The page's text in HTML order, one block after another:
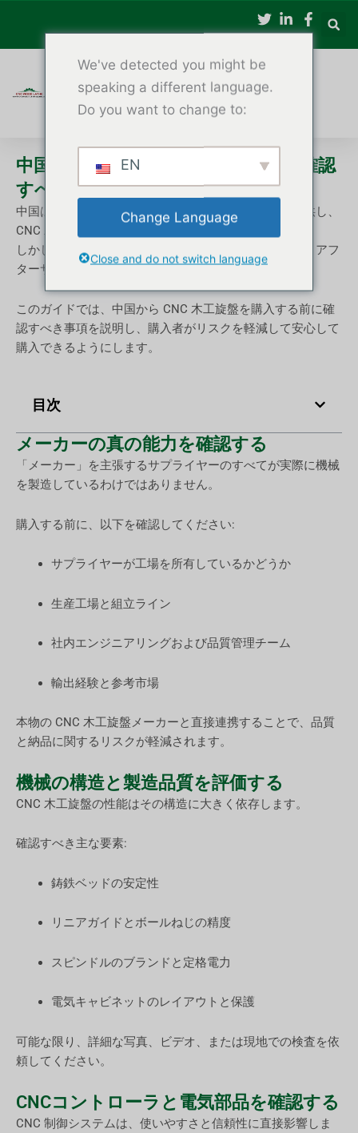
を
中国製CNC木工旋盤を購入する前に確認
すべきこと
中国は、競争力のある価格と柔軟なカスタマイズを提供し、
CNC 木工旋盤の世界有数のサプライヤーになりました。
しかし、海外のバイヤーは品質、コミュニケーション、アフ
ターサポートについて心配することがよくあります。
このガイドでは、中国から CNC 木工旋盤を購入する前に確
認すべき事項を説明し、購入者がリスクを軽減して安心して
購入できるようにします。
目次
メーカーの真の能力を確認する
「メーカー」を主張するサプライヤーのすべてが実際に機械
を製造しているわけではありません。
購入する前に、以下を確認してください:
サプライヤーが工場を所有しているかどうか
生産工場と組立ライン
社内エンジニアリングおよび品質管理チーム
輸出経験と参考市場
本物の CNC 木工旋盤メーカーと直接連携することで、品質
と納品に関するリスクが軽減されます。
機械の構造と製造品質を評価する
CNC 木工旋盤の性能はその構造に大きく依存します。
確認すべき主な要素:
鋳鉄ベッドの安定性
リニアガイドとボールねじの精度
スピンドルのブランドと定格電力
電気キャビネットのレイアウトと保護
可能な限り、詳細な写真、ビデオ、または現地での検査を依
頼してください。
CNCコントローラと電気部品を確認する
CNC 制御システムは、使いやすさと信頼性に直接影響しま
We've detected you might be
speaking a different language.
Do you want to change to:
EN
Change Language
Close and do not switch language